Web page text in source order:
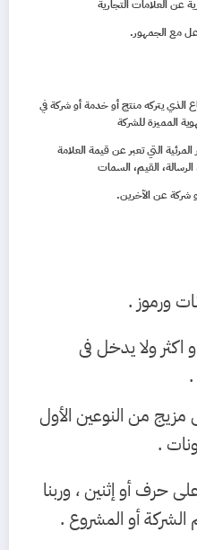
عن العلامات التجارية
مع الجمهور.
الذي يتركه منتج أو خدمة أو شركة في
المميزة للشركة
التي تعبر عن قيمة العلامة
القيم، السمات
شركة عن الآخرين.
ورموز .
اكثر ولا يدخل فى
.
من النوعين الأول
.
حرف أو إثنين ، وربنا
أو المشروع .